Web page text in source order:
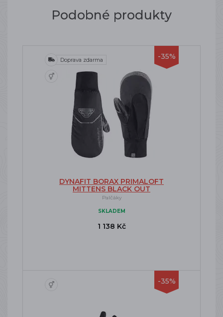
Podobné produkty
-35%
Doprava zdarma
DYNAFIT BORAX PRIMALOFT
MITTENS BLACK OUT
Palčáky
SKLADEM
1 138 Kč
-35%